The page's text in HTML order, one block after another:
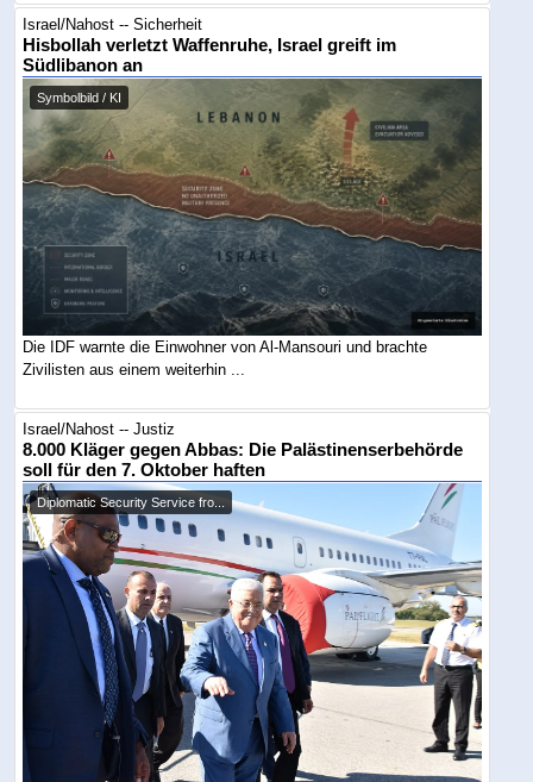
Israel/Nahost -- Sicherheit
Hisbollah verletzt Waffenruhe, Israel greift im
Südlibanon an
Symbolbild / KI
Die IDF warnte die Einwohner von Al-Mansouri und brachte
Zivilisten aus einem weiterhin ...
Israel/Nahost -- Justiz
8.000 Kläger gegen Abbas: Die Palästinenserbehörde
soll für den 7. Oktober haften
Diplomatic Security Service fro...